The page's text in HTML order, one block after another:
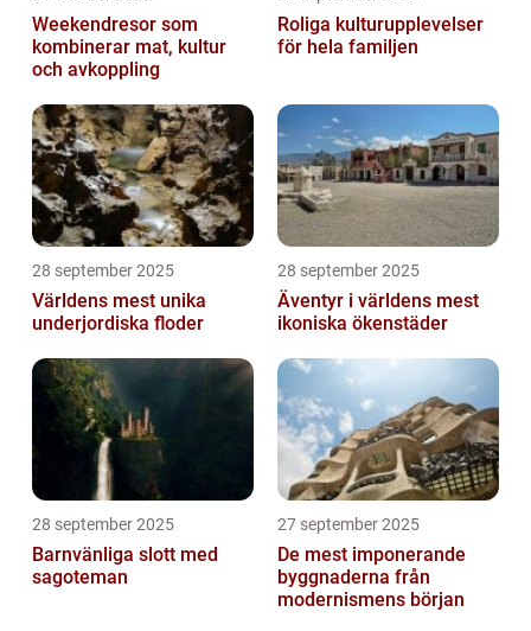
Weekendresor som
kombinerar mat, kultur
och avkoppling
Roliga kulturupplevelser
för hela familjen
28 september 2025
Världens mest unika
underjordiska floder
28 september 2025
Äventyr i världens mest
ikoniska ökenstäder
28 september 2025
Barnvänliga slott med
sagoteman
27 september 2025
De mest imponerande
byggnaderna från
modernismens början